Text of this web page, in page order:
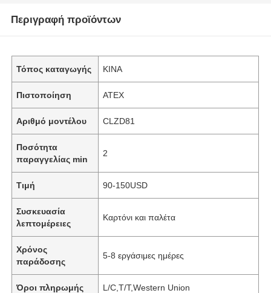
Περιγραφή προϊόντων
Τόπος καταγωγής ΚΙΝΑ
Πιστοποίηση ATEX
Αριθμό μοντέλου CLZD81
Ποσότητα
παραγγελίας min
2
Τιμή 90-150USD
Συσκευασία
λεπτομέρειες
Καρτόνι και παλέτα
Χρόνος
παράδοσης
5-8 εργάσιμες ημέρες
Όροι πληρωμής L/C,T/T,Western Union